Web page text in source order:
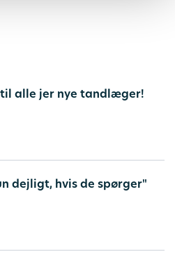
til alle jer nye tandlæger!
dejligt, hvis de spørger"